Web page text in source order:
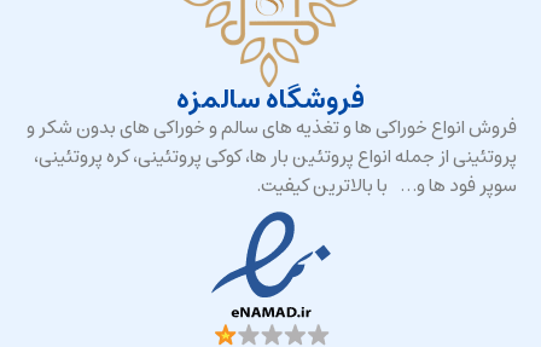
فروشگاه سالمزه
فروش انواع خوراکی ها و تغذیه های سالم و خوراکی های بدون شکر و
پروتئینی از جمله انواع پروتئین بار ها، کوکی پروتئینی، کره پروتئینی،
سوپر فود ها و… با بالاترین کیفیت.